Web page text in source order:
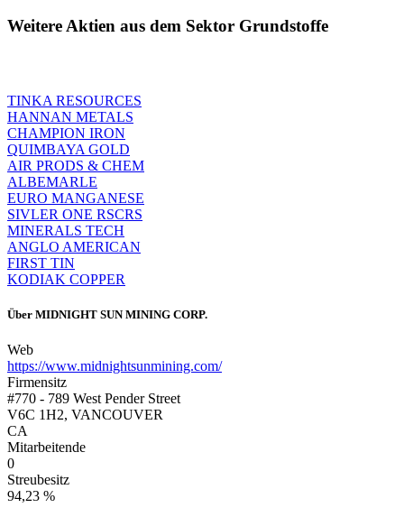
Weitere Aktien aus dem Sektor Grundstoffe
TINKA RESOURCES
HANNAN METALS
CHAMPION IRON
QUIMBAYA GOLD
AIR PRODS & CHEM
ALBEMARLE
EURO MANGANESE
SIVLER ONE RSCRS
MINERALS TECH
ANGLO AMERICAN
FIRST TIN
KODIAK COPPER
Über MIDNIGHT SUN MINING CORP.
Web
https://www.midnightsunmining.com/
Firmensitz
#770 - 789 West Pender Street
V6C 1H2, VANCOUVER
CA
Mitarbeitende
0
Streubesitz
94,23 %